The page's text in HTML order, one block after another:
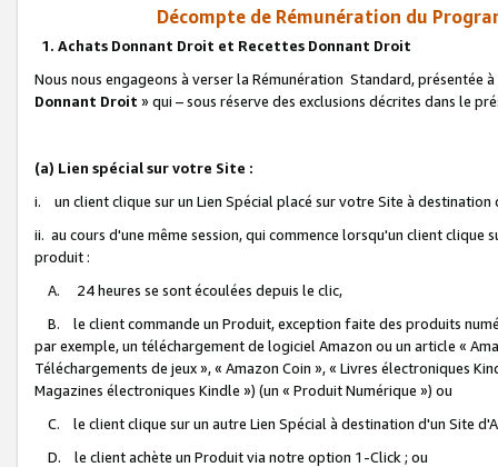
Décompte de Rémunération du
1. Achats Donnant Droit et Recettes Donnant Droit
Nous nous engageons à verser la Rémunération Standard, présentée
Donnant Droit » qui – sous réserve des exclusions décrites dans le
(a) Lien spécial sur votre Site :
i. un client clique sur un Lien Spécial placé sur votre Site à destination
ii. au cours d'une même session, qui commence lorsqu'un client
produit :
A. 24 heures se sont écoulées depuis le clic,
B. le client commande un Produit, exception faite des produits
par exemple, un téléchargement de logiciel Amazon ou un article «
Téléchargements de jeux », « Amazon Coin », « Livres électroniques
Magazines électroniques Kindle ») (un « Produit Numérique ») ou
C. le client clique sur un autre Lien Spécial à destination d'un Site
D. le client achète un Produit via notre option 1-Click ; ou